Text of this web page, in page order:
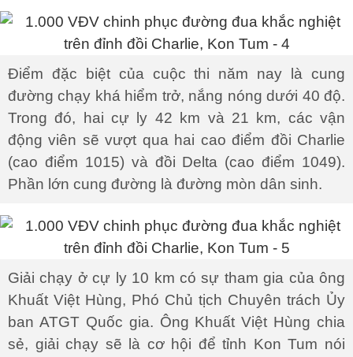
Điểm đặc biệt của cuộc thi năm nay là cung
đường chạy khá hiểm trở, nắng nóng dưới 40 độ.
Trong đó, hai cự ly 42 km và 21 km, các vận
động viên sẽ vượt qua hai cao điểm đồi Charlie
(cao điểm 1015) và đồi Delta (cao điểm 1049).
Phần lớn cung đường là đường mòn dân sinh.
Giải chạy ở cự ly 10 km có sự tham gia của ông
Khuất Việt Hùng, Phó Chủ tịch Chuyên trách Ủy
ban ATGT Quốc gia. Ông Khuất Việt Hùng chia
sẻ, giải chạy sẽ là cơ hội để tỉnh Kon Tum nói